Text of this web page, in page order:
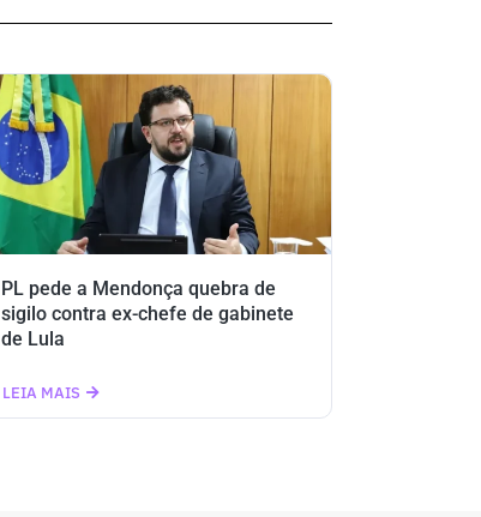
PL pede a Mendonça quebra de
sigilo contra ex-chefe de gabinete
de Lula
LEIA MAIS